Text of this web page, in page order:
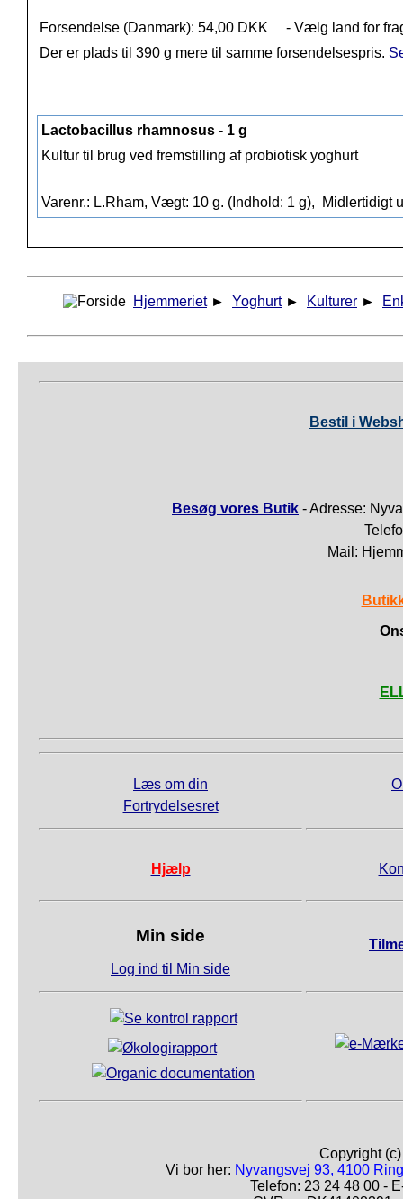
Forsendelse (Danmark): 54,00 DKK
- Vælg land for
Der er plads til 390 g mere til samme forsendelsespris.
Lactobacillus rhamnosus - 1 g
Kultur til brug ved fremstilling af probiotisk yoghurt
Varenr.: L.Rham, Vægt: 10 g. (Indhold: 1 g), Midlertidigt
Hjemmeriet ► Yoghurt ► Kulturer ►
Bestil i
Besøg vores Butik - Adresse:
Mail:
Læs om din
Fortrydelsesret
Hjælp
Min side
Log ind til Min side
Copyright
Vi bor her: Nyvangsvej 93, 4100
Telefon: 23 24 48 00 -